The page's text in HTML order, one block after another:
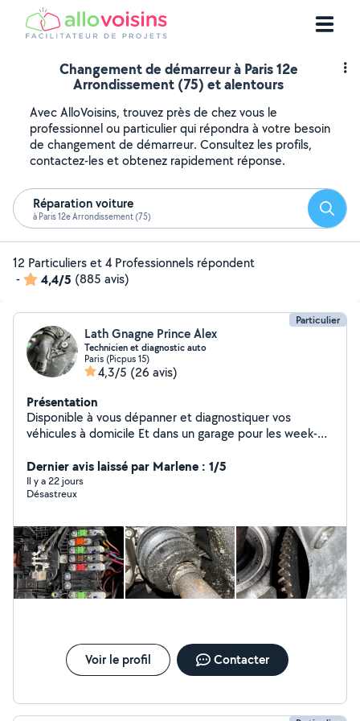
Changement de démarreur à Paris 12e
Arrondissement (75) et alentours
Avec AlloVoisins, trouvez près de chez vous le
professionnel ou particulier qui répondra à votre besoin
de changement de démarreur. Consultez les profils,
contactez-les et obtenez rapidement réponse.
Réparation voiture
à Paris 12e Arrondissement (75)
12 Particuliers et 4 Professionnels répondent
-
4,4/5 (885 avis)
Particulier
Lath Gnagne Prince Alex
Technicien et diagnostic auto
Paris (Picpus 15)
4,3/5 (26 avis)
Présentation
Disponible à vous dépanner et diagnostiquer vos
véhicules à domicile Et dans un garage pour les week-
Dernier avis laissé par Marlene : 1/5
Il y a 22 jours
Désastreux
Voir le profil Contacter